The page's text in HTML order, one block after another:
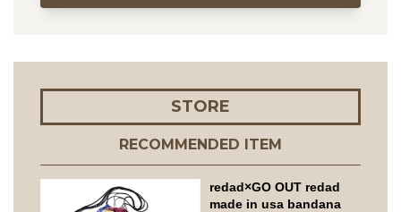
STORE
RECOMMENDED ITEM
redad×GO OUT redad
made in usa bandana